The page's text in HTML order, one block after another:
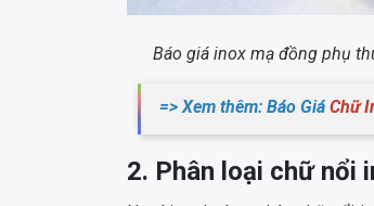
Báo giá inox mạ đồng phụ
=> Xem thêm: Báo Giá Chữ
2. Phân loại chữ nổi